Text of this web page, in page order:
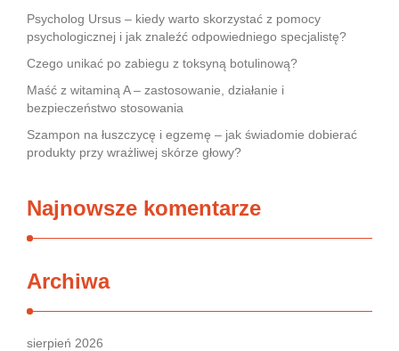
Psycholog Ursus – kiedy warto skorzystać z pomocy
psychologicznej i jak znaleźć odpowiedniego specjalistę?
Czego unikać po zabiegu z toksyną botulinową?
Maść z witaminą A – zastosowanie, działanie i
bezpieczeństwo stosowania
Szampon na łuszczycę i egzemę – jak świadomie dobierać
produkty przy wrażliwej skórze głowy?
Najnowsze komentarze
Archiwa
sierpień 2026